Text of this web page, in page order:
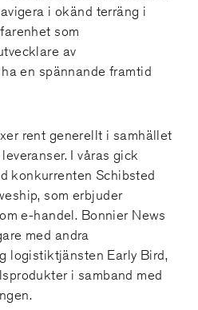
i okänd terräng i
som
av
en spännande framtid
rent generellt i samhället
I våras gick
konkurrenten Schibsted
som erbjuder
e-handel. Bonnier News
med andra
logistiktjänsten Early Bird,
i samband med